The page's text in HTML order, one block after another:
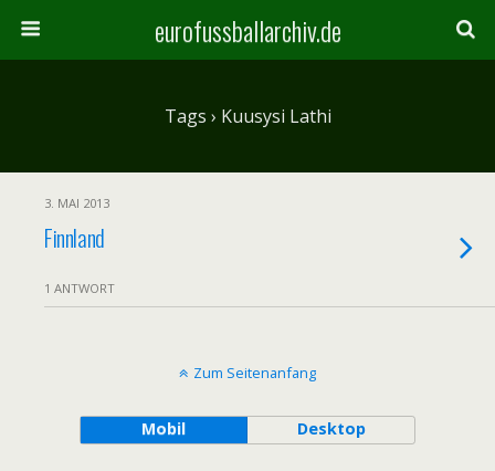
eurofussballarchiv.de
Tags › Kuusysi Lathi
3. MAI 2013
Finnland
1 ANTWORT
Zum Seitenanfang
Mobil Desktop